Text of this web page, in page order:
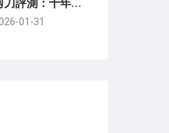
真心話，它到底
01-31